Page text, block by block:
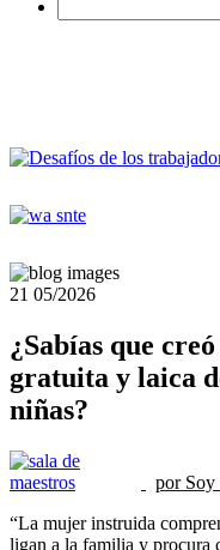
21 05/2026
¿Sabías que
gratuita y laica
niñas?
por
“La mujer instruida
ligan a la familia y procura